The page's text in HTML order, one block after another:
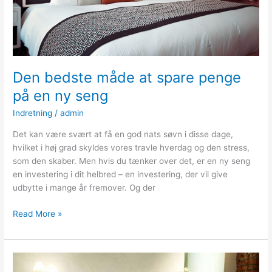
Den bedste måde at spare penge
på en ny seng
Indretning /admin
Det kan være svært at få en god nats søvn i disse dage,
hvilket i høj grad skyldes vores travle hverdag og den stress,
som den skaber. Men hvis du tænker over det, er en ny seng
en investering i dit helbred – en investering, der vil give
udbytte i mange år fremover. Og der
Den
måde
at
spare
Read More »